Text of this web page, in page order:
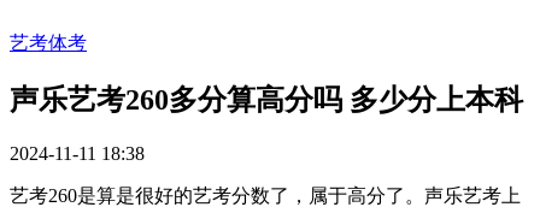
艺考体考
声乐艺考260多分算高分吗 多少分上本科
2024-11-11 18:38
艺考260是算是很好的艺考分数了，属于高分了。声乐艺考上